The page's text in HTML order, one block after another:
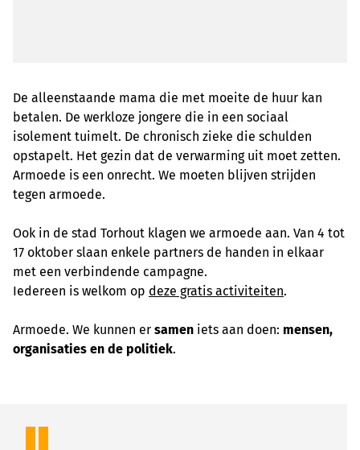
De alleenstaande mama die met moeite de huur kan
betalen. De werkloze jongere die in een sociaal
isolement tuimelt. De chronisch zieke die schulden
opstapelt. Het gezin dat de verwarming uit moet zetten.
Armoede is een onrecht. We moeten blijven strijden
tegen armoede.
Ook in de stad Torhout klagen we armoede aan. Van 4 tot
17 oktober slaan enkele partners de handen in elkaar
met een verbindende campagne.
Iedereen is welkom op deze gratis activiteiten.
Armoede. We kunnen er samen iets aan doen: mensen,
organisaties en de politiek.